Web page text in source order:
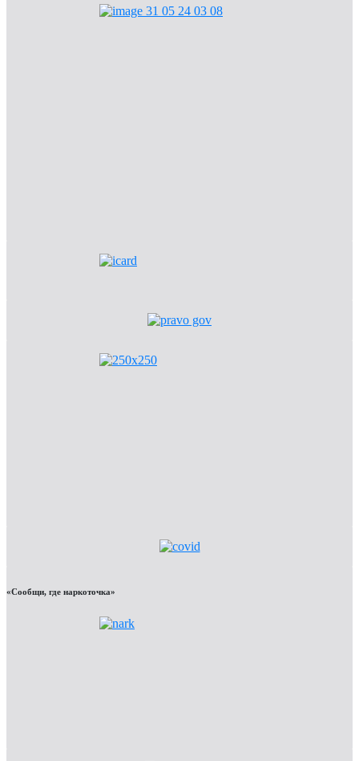
«Сообщи, где наркоточка»